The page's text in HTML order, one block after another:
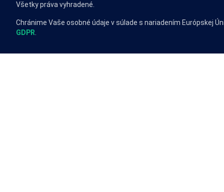
Všetky práva vyhradené.
Chránime Vaše osobné údaje v súlade s nariadením Európskej
GDPR